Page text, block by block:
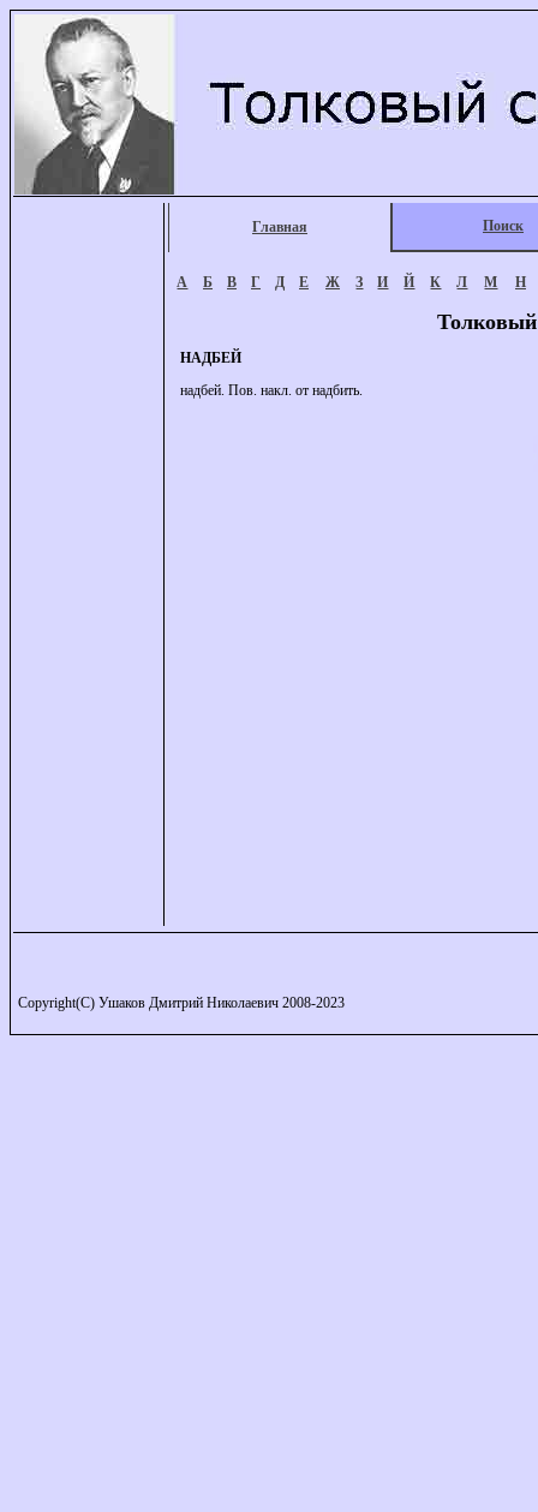
Главная Поиск
А Б В Г Д Е Ж З И Й К Л М Н
НАДБЕЙ
надбей. Пов. накл. от надбить.
Copyright(C) Ушаков Дмитрий Николаевич 2008-2023